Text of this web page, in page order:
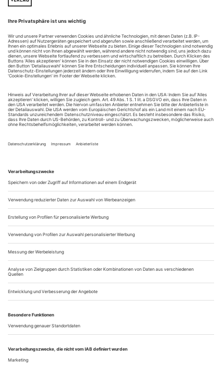
Pol: Formen des Performativen und die menschliche Stimme.
Beim Mini-Jubiläum mit 25...
Dämonen und Zitronen
Zweimal Manfred Trojahn: Im Zürcher «Orest» setzt Hans Neuenfels
die «Limonen aus Sizilien»
Es ist nur ein Blick. Aber er verändert alles, augenscheinlich,
offenkundig, unausweichlich. Es ist der Blick einer jungen
Frau, die das Tragische ablehnt, weil sie sich nach einer
der von den Furien Getriebene, durch Elektra Angestachelte,
der...
Im Räderwerk
Die 40. Karlsruher Händel-Festspiele präsentieren eine brillante
Produktion des Oratoriums «Semele» unter Christopher Moulds,
inszeniert von Floris Visser
Göttervater Jupiter hat eine Affäre mit Semele. Als seine Gattin
Juno dahinterkommt, setzt sie alles daran, die eitel-
ruhmgierige Schöne zu vernichten, wozu ihr jedes Mittel
recht ist. Der junge niederländische Regisseur Floris Visser,
der vor Jahresfrist in Osnabrück mit Benjamin Brittens
«Owen Wingrave» (siehe OW 3/2016) auf sich aufmerksam
machte, geht der Story...